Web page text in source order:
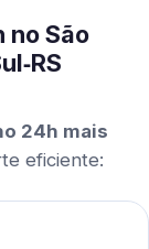
no São
24h mais
eficiente: